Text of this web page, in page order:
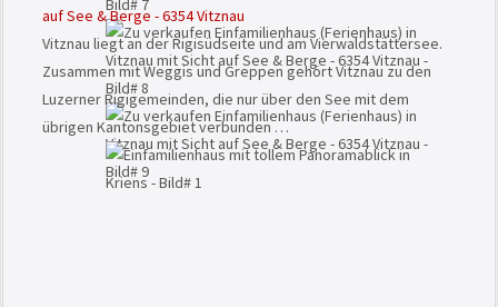
auf See & Berge - 6354 Vitznau
Vitznau liegt an der Rigisüdseite und am Vierwaldstättersee.
Zusammen mit Weggis und Greppen gehört Vitznau zu den
Luzerner Rigigemeinden, die nur über den See mit dem
übrigen Kantonsgebiet verbunden …